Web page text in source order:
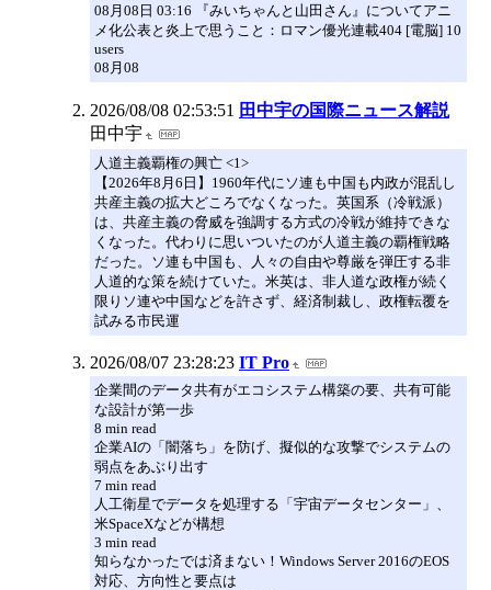
08月08日 03:16 『みいちゃんと山田さん』についてアニ
メ化公表と炎上で思うこと：ロマン優光連載404 [電脳] 10
users
08月08
2026/08/08 02:53:51 田中宇の国際ニュース解説
田中宇
人道主義覇権の興亡 <1>
【2026年8月6日】1960年代にソ連も中国も内政が混乱し
共産主義の拡大どころでなくなった。英国系（冷戦派）
は、共産主義の脅威を強調する方式の冷戦が維持できな
くなった。代わりに思いついたのが人道主義の覇権戦略
だった。ソ連も中国も、人々の自由や尊厳を弾圧する非
人道的な策を続けていた。米英は、非人道な政権が続く
限りソ連や中国などを許さず、経済制裁し、政権転覆を
試みる市民運
2026/08/07 23:28:23 IT Pro
企業間のデータ共有がエコシステム構築の要、共有可能
な設計が第一歩
8 min read
企業AIの「闇落ち」を防げ、擬似的な攻撃でシステムの
弱点をあぶり出す
7 min read
人工衛星でデータを処理する「宇宙データセンター」、
米SpaceXなどが構想
3 min read
知らなかったでは済まない！Windows Server 2016のEOS
対応、方向性と要点は